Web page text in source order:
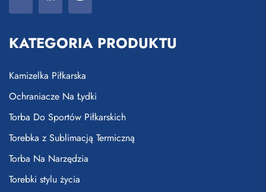
KATEGORIA PRODUKTU
Kamizelka Piłkarska
Ochraniacze Na Łydki
Torba Do Sportów Piłkarskich
Torebka z Sublimacją Termiczną
Torba Na Narzędzia
Torebki stylu życia